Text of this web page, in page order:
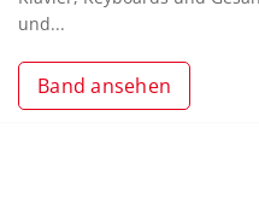
und...
Band ansehen